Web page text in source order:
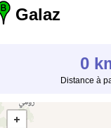
Galaz
0
Distance à